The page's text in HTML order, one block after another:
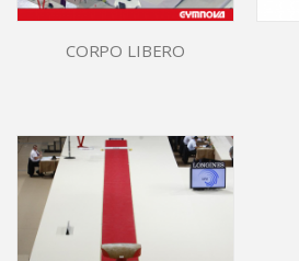
CORPO LIBERO